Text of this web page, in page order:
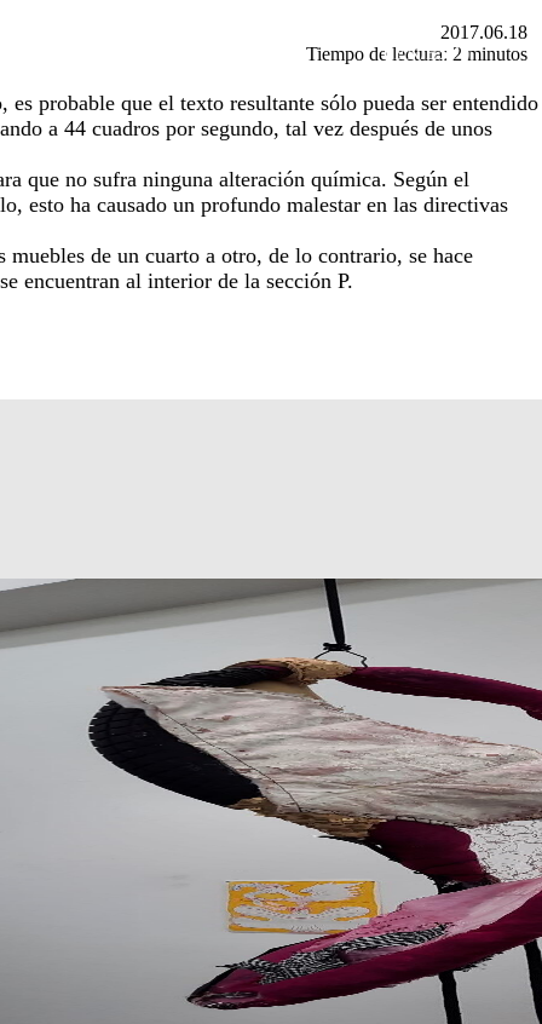
( EN/ESP )
2017.06.18
Tiempo de lectura: 2 minutos
probable que el texto resultante sólo pueda ser entendido
a 44 cuadros por segundo, tal vez después de unos
que no sufra ninguna alteración química. Según el
esto ha causado un profundo malestar en las directivas
muebles de un cuarto a otro, de lo contrario, se hace
encuentran al interior de la sección P.